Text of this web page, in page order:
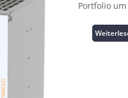
Portfolio